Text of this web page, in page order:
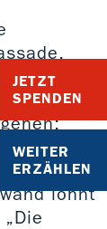
JETZT
SPENDEN
WEITER
ERZÄHLEN
mit
der
im
lohnt